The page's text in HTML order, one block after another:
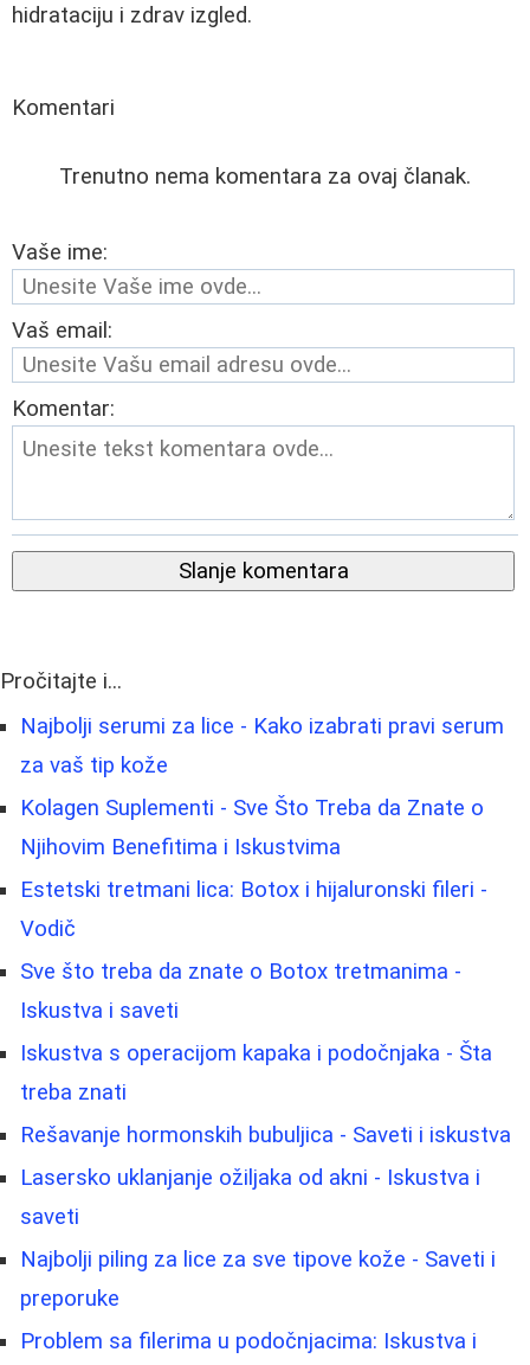
hidrataciju i zdrav izgled.
Komentari
Trenutno nema komentara za ovaj članak.
Vaše ime:
Vaš email:
Komentar:
Slanje komentara
Pročitajte i...
Najbolji serumi za lice - Kako izabrati pravi serum
za vaš tip kože
Kolagen Suplementi - Sve Što Treba da Znate o
Njihovim Benefitima i Iskustvima
Estetski tretmani lica: Botox i hijaluronski fileri -
Vodič
Sve što treba da znate o Botox tretmanima -
Iskustva i saveti
Iskustva s operacijom kapaka i podočnjaka - Šta
treba znati
Rešavanje hormonskih bubuljica - Saveti i iskustva
Lasersko uklanjanje ožiljaka od akni - Iskustva i
saveti
Najbolji piling za lice za sve tipove kože - Saveti i
preporuke
Problem sa filerima u podočnjacima: Iskustva i